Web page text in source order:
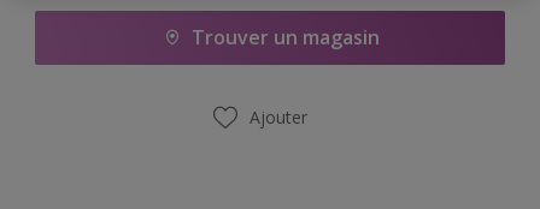
Trouver un magasin
Ajouter